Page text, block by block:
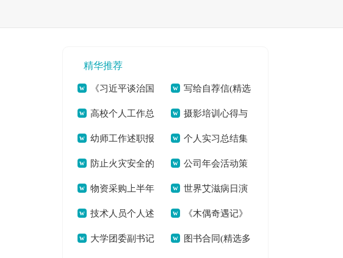
精华推荐
《习近平谈治国
理政》（第三卷）个
人学习体会[本文共
918字]
写给自荐信(精选
多篇)[本文共5484
字]
高校个人工作总
结(全文共20911字)
摄影培训心得与
感悟多篇汇总[本文
共3405字]
幼师工作述职报
告(通用7篇)(全文共
7309字)
个人实习总结集
合15篇(全文共
18689字)
防止火灾安全的
建议书[本文共2847
字]
公司年会活动策
划流程[本文共5733
字]
物资采购上半年
个人工作总结(全文
共7962字)
世界艾滋病日演
讲稿五分钟[本文共
3661字]
技术人员个人述
职报告(全文共12805
《木偶奇遇记》
读书心得(精选多篇)
大学团委副书记 图书合同(精选多